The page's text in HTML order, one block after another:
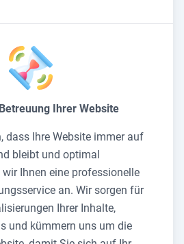
Ihrer Website
dass Ihre Website immer auf
bleibt und optimal
Ihnen eine professionelle
an. Wir sorgen für
Ihrer Inhalte,
und kümmern uns um die